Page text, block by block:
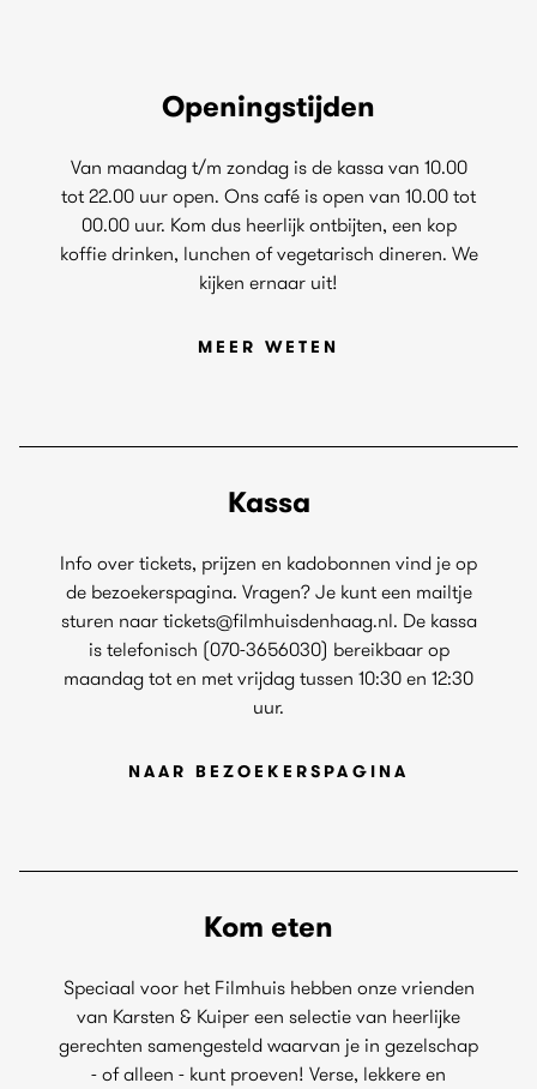
Openingstijden
Van maandag t/m zondag is de kassa van 10.00
tot 22.00 uur open. Ons café is open van 10.00 tot
00.00 uur. Kom dus heerlijk ontbijten, een kop
koffie drinken, lunchen of vegetarisch dineren. We
kijken ernaar uit!
MEER WETEN
Kassa
Info over tickets, prijzen en kadobonnen vind je op
de bezoekerspagina. Vragen? Je kunt een mailtje
sturen naar tickets@filmhuisdenhaag.nl. De kassa
is telefonisch (070-3656030) bereikbaar op
maandag tot en met vrijdag tussen 10:30 en 12:30
uur.
NAAR BEZOEKERSPAGINA
Kom eten
Speciaal voor het Filmhuis hebben onze vrienden
van Karsten & Kuiper een selectie van heerlijke
gerechten samengesteld waarvan je in gezelschap
- of alleen - kunt proeven! Verse, lekkere en